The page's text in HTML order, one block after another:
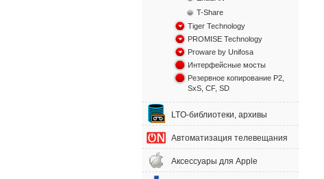
T-Share
Tiger Technology
PROMISE Technology
Proware by Unifosa
Интерфейсные мосты
Резервное копирование P2,
SxS, CF, SD
LTO-библиотеки, архивы
Автоматизация телевещания
Аксессуары для Apple